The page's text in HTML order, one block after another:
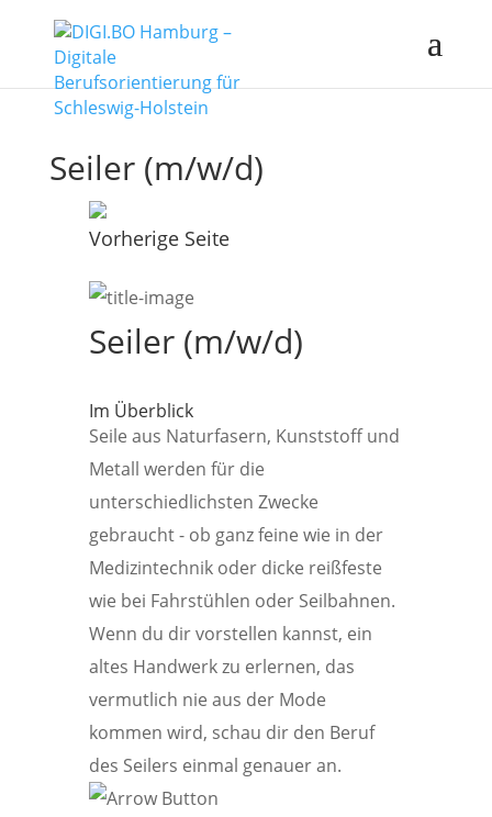
Seiler (m/w/d)
Vorherige Seite
Seiler (m/w/d)
Im Überblick
Seile aus Naturfasern, Kunststoff und
Metall werden für die
unterschiedlichsten Zwecke
gebraucht - ob ganz feine wie in der
Medizintechnik oder dicke reißfeste
wie bei Fahrstühlen oder Seilbahnen.
Wenn du dir vorstellen kannst, ein
altes Handwerk zu erlernen, das
vermutlich nie aus der Mode
kommen wird, schau dir den Beruf
des Seilers einmal genauer an.